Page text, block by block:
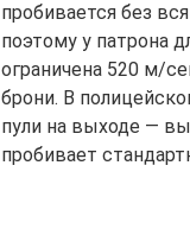
пробивается без
поэтому у патрона
ограничена 520 м/
брони. В
пули на выходе —
пробивает